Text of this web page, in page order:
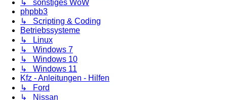
↳ sonstiges WoW
phpbb3
↳ Scripting & Coding
Betriebssysteme
↳ Linux
↳ Windows 7
↳ Windows 10
↳ Windows 11
Kfz - Anleitungen - Hilfen
↳ Ford
↳ Nissan